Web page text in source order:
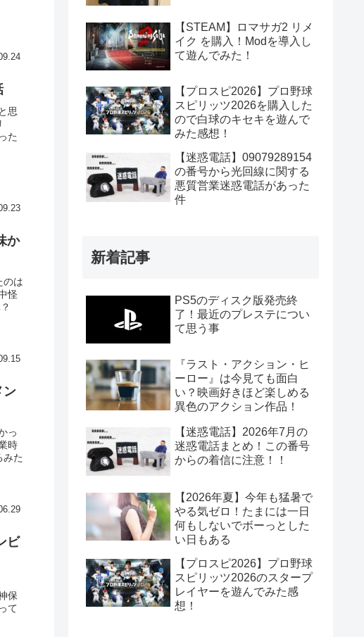
思
た
か
のは
怪
？
ン
っ
時
みた
ビ
保
て
【STEAM】ロマサガ2 リメ
イク を購入！Modを導入し
て遊んでみた！
【プロスピ2026】プロ野球
スピリッツ2026を購入した
ので白球のキセキを遊んで
みた感想！
【迷惑電話】09079289154
の番号から光回線に関する
悪質営業迷惑電話があった
件
新着記事
PS5のディスク版発売終
了！最近のプレステについ
て思う事
『ラスト・アクション・ヒ
ーロー』は今見ても面白
い？映画好きほど楽しめる
異色のアクション作品！
【迷惑電話】2026年7月の
迷惑電話まとめ！この番号
からの着信に注意！！
【2026年夏】今年も猛暑で
やる気ゼロ！たまには一日
何もしないでボーっとした
い日もある
【プロスピ2026】プロ野球
スピリッツ2026のスタープ
レイヤーを遊んでみた感
想！